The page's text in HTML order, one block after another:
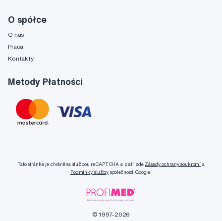
O spółce
O nas
Praca
Kontakty
Metody Płatności
Tato stránka je chráněna službou reCAPTCHA a platí zde Zásady ochrany soukromí a
Podmínky službyspolečnosti Google.
© 1997-2026